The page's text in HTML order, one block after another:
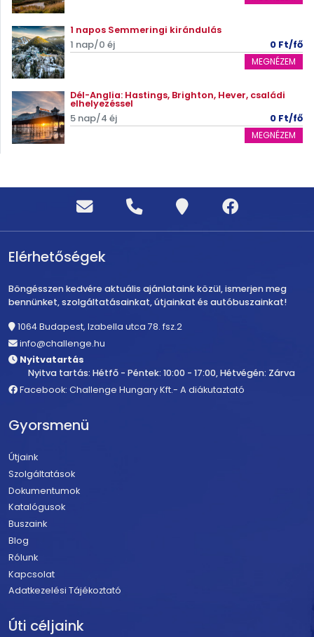
1 napos Semmeringi kirándulás
1 nap/0 éj 0 Ft/fő
MEGNÉZEM
Dél-Anglia: Hastings, Brighton, Hever, családi
elhelyezéssel
5 nap/4 éj 0 Ft/fő
MEGNÉZEM
Elérhetőségek
Böngésszen kedvére aktuális ajánlataink közül, ismerjen meg
bennünket, szolgáltatásainkat, útjainkat és autóbuszainkat!
1064 Budapest, Izabella utca 78. fsz.2
info@challenge.hu
Nyitvatartás
Nyitva tartás: Hétfő - Péntek: 10:00 - 17:00, Hétvégén: Zárva
Facebook: Challenge Hungary Kft.- A diákutaztató
Gyorsmenü
Útjaink
Szolgáltatások
Dokumentumok
Katalógusok
Buszaink
Blog
Rólunk
Kapcsolat
Adatkezelési Tájékoztató
Úti céljaink